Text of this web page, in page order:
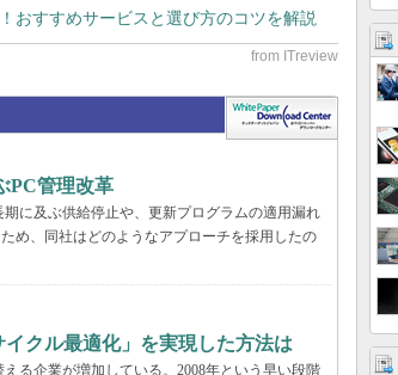
おすすめサービスと選び方のコツを解説
PC管理改革
に及ぶ供給停止や、更新プログラムの適用漏れ
め、同社はどのようなアプローチを採用したの
クル最適化」を実現した方法は
る企業が増加している。2008年という早い段階